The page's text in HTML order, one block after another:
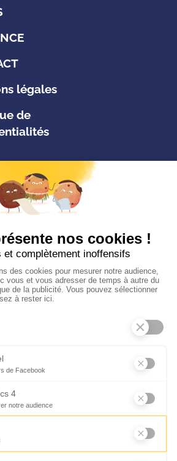
légales
de
nous
NOUS
Schreiber © 2026